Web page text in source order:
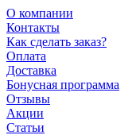
О компании
Контакты
Как сделать заказ?
Оплата
Доставка
Бонусная программа
Отзывы
Акции
Статьи